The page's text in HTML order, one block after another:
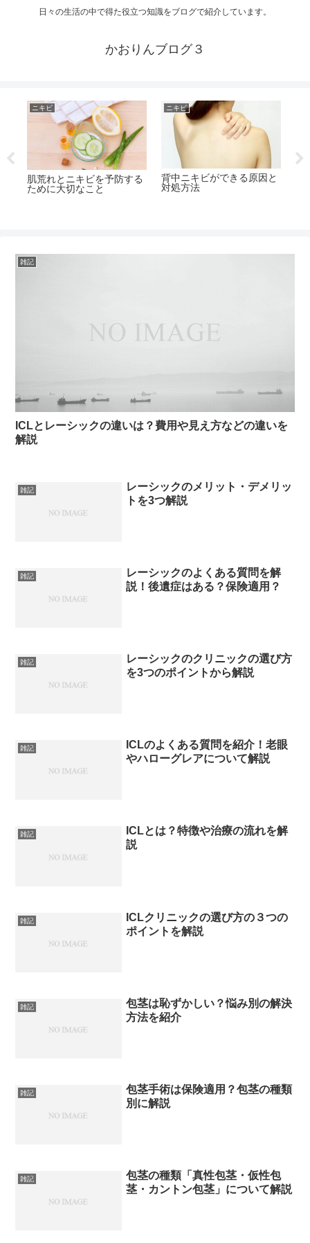
日々の生活の中で得た役立つ知識をブログで紹介しています。
かおりんブログ３
ニキビ
肌荒れとニキビを予防する
ために大切なこと
ニキビ
背中ニキビができる原因と
対処方法
雑記
ICLとレーシックの違いは？費用や見え方などの違いを
解説
雑記
レーシックのメリット・デメリッ
トを3つ解説
雑記
レーシックのよくある質問を解
説！後遺症はある？保険適用？
雑記
レーシックのクリニックの選び方
を3つのポイントから解説
雑記
ICLのよくある質問を紹介！老眼
やハローグレアについて解説
雑記
ICLとは？特徴や治療の流れを解
説
雑記
ICLクリニックの選び方の３つの
ポイントを解説
雑記
包茎は恥ずかしい？悩み別の解決
方法を紹介
雑記
包茎手術は保険適用？包茎の種類
別に解説
雑記
包茎の種類「真性包茎・仮性包
茎・カントン包茎」について解説